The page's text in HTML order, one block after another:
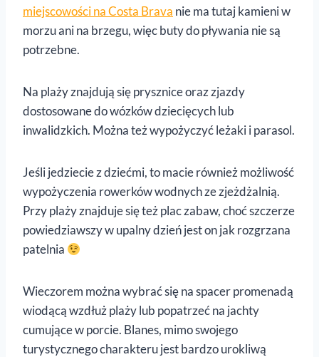
miejscowości na Costa Brava nie ma tutaj kamieni w
morzu ani na brzegu, więc buty do pływania nie są
potrzebne.
Na plaży znajdują się prysznice oraz zjazdy
dostosowane do wózków dziecięcych lub
inwalidzkich. Można też wypożyczyć leżaki i parasol.
Jeśli jedziecie z dziećmi, to macie również możliwość
wypożyczenia rowerków wodnych ze zjeżdżalnią.
Przy plaży znajduje się też plac zabaw, choć szczerze
powiedziawszy w upalny dzień jest on jak rozgrzana
patelnia
Wieczorem można wybrać się na spacer promenadą
wiodącą wzdłuż plaży lub popatrzeć na jachty
cumujące w porcie. Blanes, mimo swojego
turystycznego charakteru jest bardzo urokliwą